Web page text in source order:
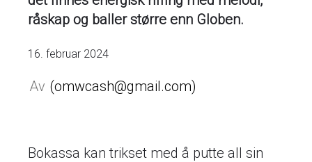
råskap og baller større enn Globen.
16. februar 2024
omwcash@gmail.com
Bokassa kan trikset med å putte all sin